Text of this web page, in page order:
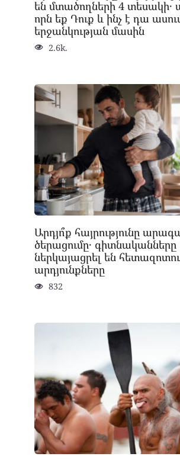
են մտածողների 4 տեսակի․
որն եք Դուք և ինչ է դա
երջանկության մասին
2.6k.
Արդյո՞ք հայրությունը
ծերացումը․ գիտնականները
ներկայացրել են
արդյունքները
832